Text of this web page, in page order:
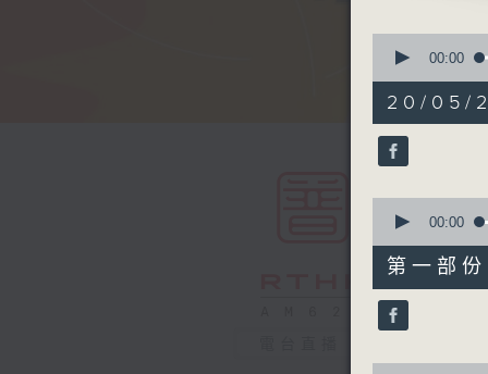
seconds
hour,
49
minutes,
59
90%
00:00
20/05/
seconds
55
minutes,
0
seconds
90%
00:00
第一部